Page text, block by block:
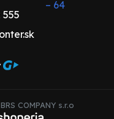
555
COMPANY s.r.o